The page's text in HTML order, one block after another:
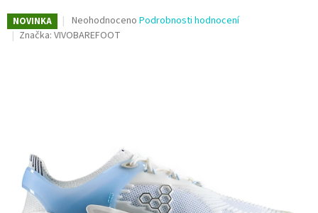
NOVINKA
Průměrné
hodnocení
Neohodnoceno Podrobnosti hodnocení
Značka: VIVOBAREFOOT